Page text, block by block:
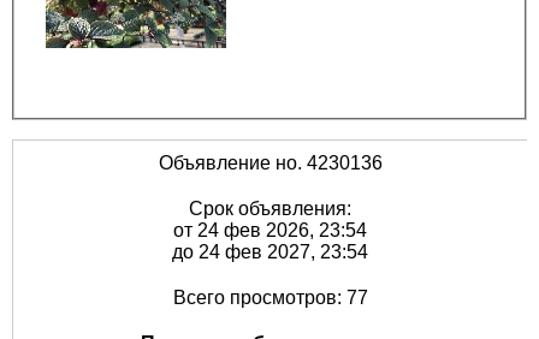
Объявление но. 4230136
Срок объявления:
от 24 фев 2026, 23:54
до 24 фев 2027, 23:54
Всего просмотров: 77